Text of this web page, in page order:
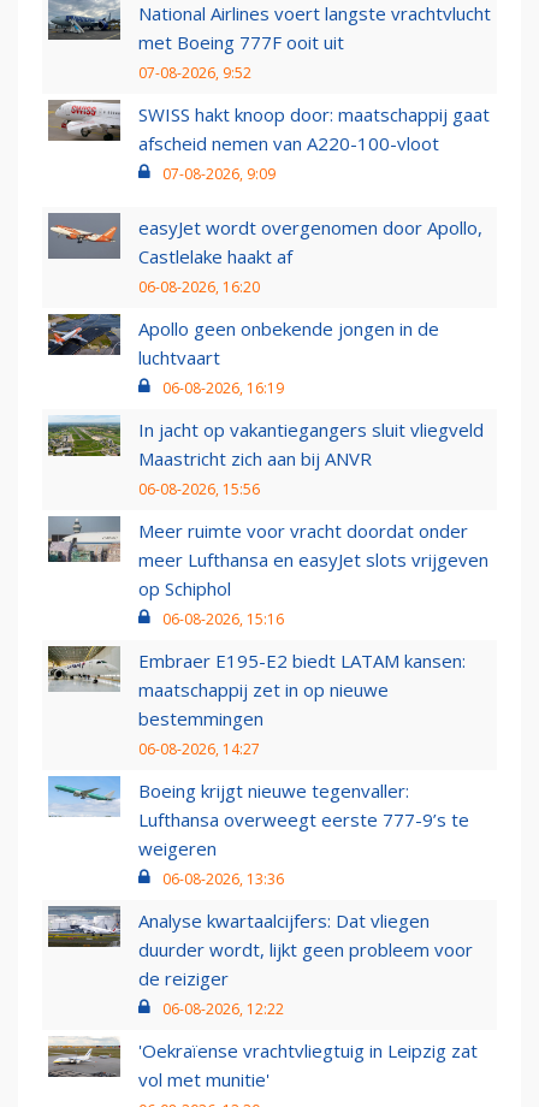
National Airlines voert langste vrachtvlucht
met Boeing 777F ooit uit
07-08-2026, 9:52
SWISS hakt knoop door: maatschappij gaat
afscheid nemen van A220-100-vloot
07-08-2026, 9:09
easyJet wordt overgenomen door Apollo,
Castlelake haakt af
06-08-2026, 16:20
Apollo geen onbekende jongen in de
luchtvaart
06-08-2026, 16:19
In jacht op vakantiegangers sluit vliegveld
Maastricht zich aan bij ANVR
06-08-2026, 15:56
Meer ruimte voor vracht doordat onder
meer Lufthansa en easyJet slots vrijgeven
op Schiphol
06-08-2026, 15:16
Embraer E195-E2 biedt LATAM kansen:
maatschappij zet in op nieuwe
bestemmingen
06-08-2026, 14:27
Boeing krijgt nieuwe tegenvaller:
Lufthansa overweegt eerste 777-9’s te
weigeren
06-08-2026, 13:36
Analyse kwartaalcijfers: Dat vliegen
duurder wordt, lijkt geen probleem voor
de reiziger
06-08-2026, 12:22
'Oekraïense vrachtvliegtuig in Leipzig zat
vol met munitie'